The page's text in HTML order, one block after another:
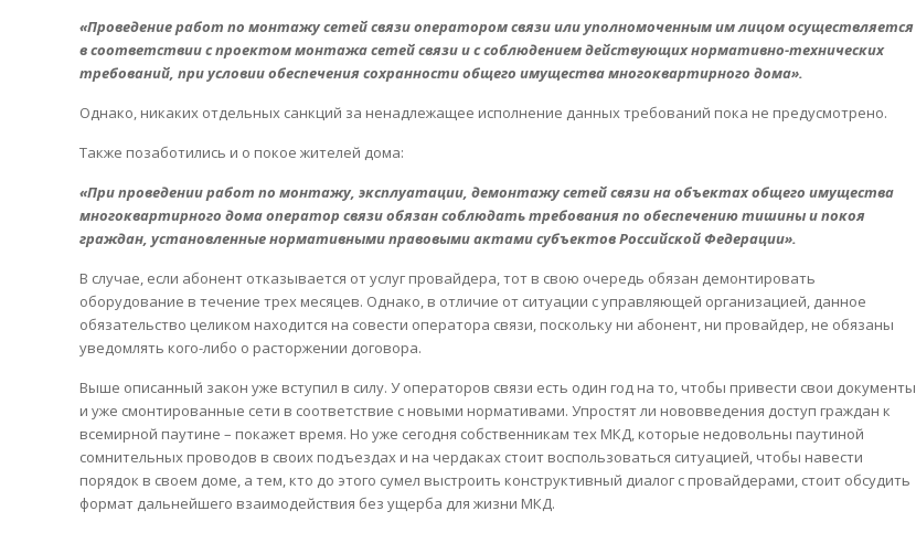
«Проведение работ по монтажу сетей связи оператором связи или уполномоченным им лицом осуществляется
в соответствии с проектом монтажа сетей связи и с соблюдением действующих нормативно-технических
требований, при условии обеспечения сохранности общего имущества многоквартирного дома».
Однако, никаких отдельных санкций за ненадлежащее исполнение данных требований пока не предусмотрено.
Также позаботились и о покое жителей дома:
«При проведении работ по монтажу, эксплуатации, демонтажу сетей связи на объектах общего имущества
многоквартирного дома оператор связи обязан соблюдать требования по обеспечению тишины и покоя
граждан, установленные нормативными правовыми актами субъектов Российской Федерации».
В случае, если абонент отказывается от услуг провайдера, тот в свою очередь обязан демонтировать
оборудование в течение трех месяцев. Однако, в отличие от ситуации с управляющей организацией, данное
обязательство целиком находится на совести оператора связи, поскольку ни абонент, ни провайдер, не обязаны
уведомлять кого-либо о расторжении договора.
Выше описанный закон уже вступил в силу. У операторов связи есть один год на то, чтобы привести свои документы
и уже смонтированные сети в соответствие с новыми нормативами. Упростят ли нововведения доступ граждан к
всемирной паутине – покажет время. Но уже сегодня собственникам тех МКД, которые недовольны паутиной
сомнительных проводов в своих подъездах и на чердаках стоит воспользоваться ситуацией, чтобы навести
порядок в своем доме, а тем, кто до этого сумел выстроить конструктивный диалог с провайдерами, стоит обсудить
формат дальнейшего взаимодействия без ущерба для жизни МКД.